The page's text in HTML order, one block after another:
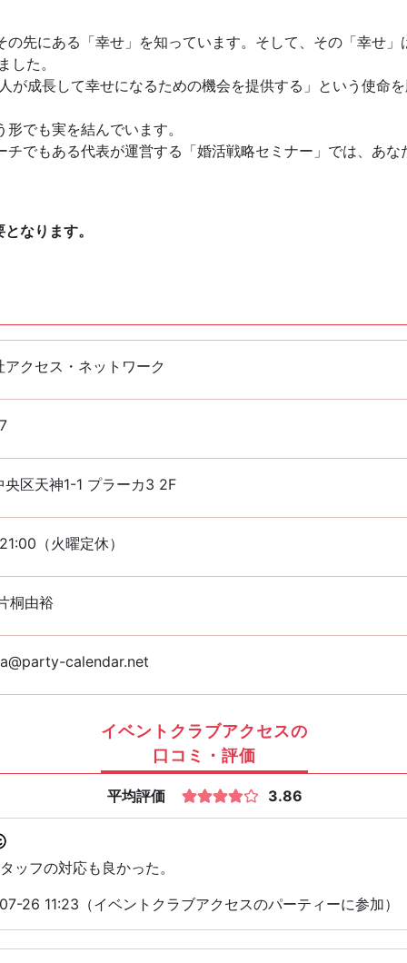
先にある「幸せ」を知っています。そして、その「幸せ
た。
成長して幸せになるための機会を提供する」という使命
でも実を結んでいます。
でもある代表が運営する「婚活戦略セミナー」では、あ
なります。
アクセス・ネットワーク
央区天神1-1 プラーカ3 2F
（火曜定休）
桐由裕
calendar.net
イベントクラブアクセスの
口コミ・評価
平均評価 3.86
ッフの対応も良かった。
26 11:23（イベントクラブアクセスのパーティーに参加）